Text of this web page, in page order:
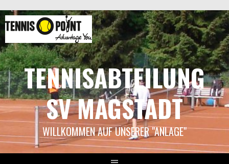
zum
Inhalt
TENNISABTEILUNG
SV MAGSTADT
WILLKOMMEN AUF UNSERER "ANLAGE"